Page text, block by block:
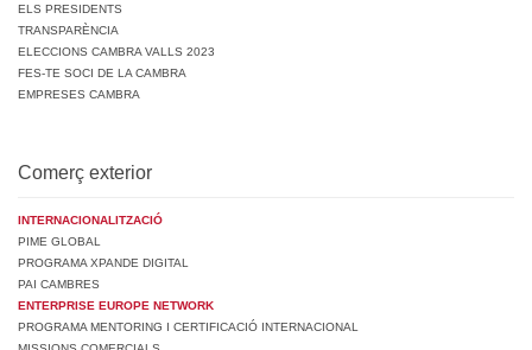
ELS PRESIDENTS
TRANSPARÈNCIA
ELECCIONS CAMBRA VALLS 2023
FES-TE SOCI DE LA CAMBRA
EMPRESES CAMBRA
Comerç exterior
INTERNACIONALITZACIÓ
PIME GLOBAL
PROGRAMA XPANDE DIGITAL
PAI CAMBRES
ENTERPRISE EUROPE NETWORK
PROGRAMA MENTORING I CERTIFICACIÓ INTERNACIONAL